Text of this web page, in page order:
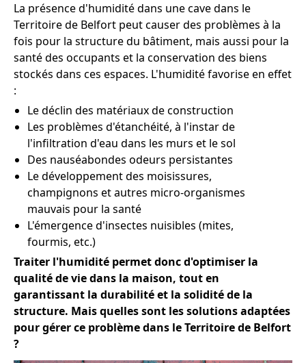
La présence d'humidité dans une cave dans le
Territoire de Belfort peut causer des problèmes à la
fois pour la structure du bâtiment, mais aussi pour la
santé des occupants et la conservation des biens
stockés dans ces espaces. L'humidité favorise en effet
:
Le déclin des matériaux de construction
Les problèmes d'étanchéité, à l'instar de
l'infiltration d'eau dans les murs et le sol
Des nauséabondes odeurs persistantes
Le développement des moisissures,
champignons et autres micro-organismes
mauvais pour la santé
L'émergence d'insectes nuisibles (mites,
fourmis, etc.)
Traiter l'humidité permet donc d'optimiser la
qualité de vie dans la maison, tout en
garantissant la durabilité et la solidité de la
structure. Mais quelles sont les solutions adaptées
pour gérer ce problème dans le Territoire de Belfort
?